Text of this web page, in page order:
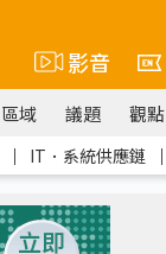
影音
區域 議題 觀點
｜ IT．系統供應鏈 ｜